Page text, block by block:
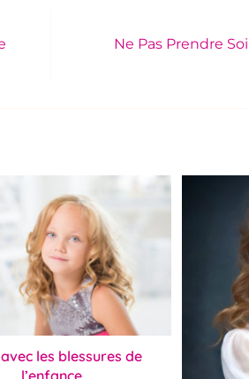
Ne Pas Prendre
avec les blessures de